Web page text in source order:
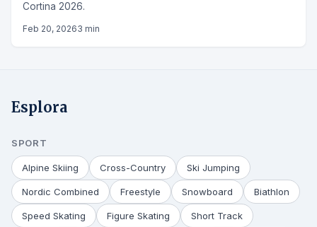
Cortina 2026.
Feb 20, 20263 min
Esplora
SPORT
Alpine Skiing Cross-Country Ski Jumping
Nordic Combined Freestyle Snowboard Biathlon
Speed Skating Figure Skating Short Track